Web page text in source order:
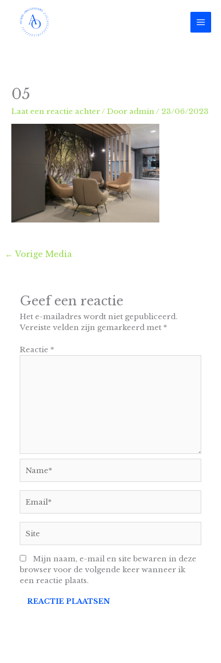
inhoud
05
Laat een reactie achter / Door admin / 23/06/2023
← Vorige Media
Geef een reactie
Het e-mailadres wordt niet gepubliceerd.
Vereiste velden zijn gemarkeerd met *
Reactie *
Mijn naam, e-mail en site bewaren in deze
browser voor de volgende keer wanneer ik
een reactie plaats.